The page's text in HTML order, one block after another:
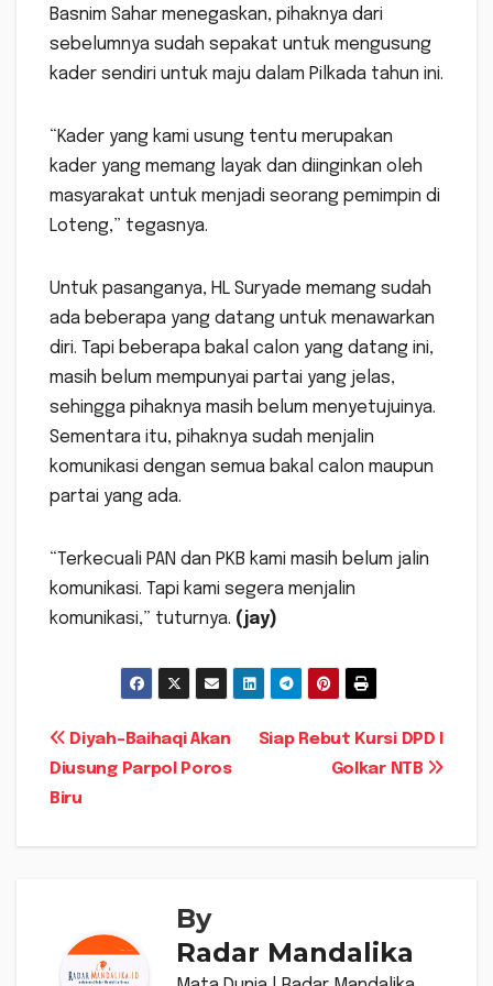
Basnim Sahar menegaskan, pihaknya dari
sebelumnya sudah sepakat untuk mengusung
kader sendiri untuk maju dalam Pilkada tahun ini.
“Kader yang kami usung tentu merupakan
kader yang memang layak dan diinginkan oleh
masyarakat untuk menjadi seorang pemimpin di
Loteng,” tegasnya.
Untuk pasanganya, HL Suryade memang sudah
ada beberapa yang datang untuk menawarkan
diri. Tapi beberapa bakal calon yang datang ini,
masih belum mempunyai partai yang jelas,
sehingga pihaknya masih belum menyetujuinya.
Sementara itu, pihaknya sudah menjalin
komunikasi dengan semua bakal calon maupun
partai yang ada.
“Terkecuali PAN dan PKB kami masih belum jalin
komunikasi. Tapi kami segera menjalin
komunikasi,” tuturnya. (jay)
Navigasi
pos
Siap Rebut Kursi DPD I
Golkar NTB
Diyah-Baihaqi Akan
Diusung Parpol Poros
Biru
By
Radar Mandalika